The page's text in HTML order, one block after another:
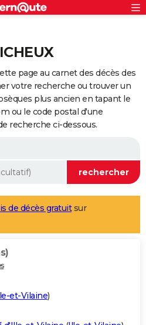
page au carnet des décès des
votre recherche ou trouver un
plus ancien en tapant le
ou le code postal d'une
recherche ci-dessous.
de décès gratuitsur
et-Vilaine)